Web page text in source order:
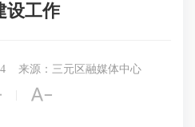
设工作
来源：三元区融媒体中心
